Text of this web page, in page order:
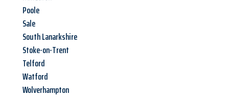
Poole
Sale
South Lanarkshire
Stoke-on-Trent
Telford
Watford
Wolverhampton